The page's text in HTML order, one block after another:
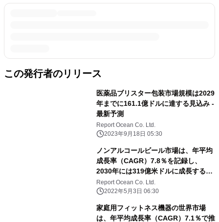
この発行者のリリース
医薬品ブリスター包装市場規模は2029
年までに161.1億ドルに達する見込み -
最新予測
Report Ocean Co. Ltd.
2023年9月18日 05:30
ノンアルコールビール市場は、年平均
成長率（CAGR）7.8％を記録し、
2030年には319億米ドルに成長すると
予測される
Report Ocean Co. Ltd.
2022年5月3日 06:30
家庭用フィットネス機器の世界市場
は、年平均成長率（CAGR）7.1％で推